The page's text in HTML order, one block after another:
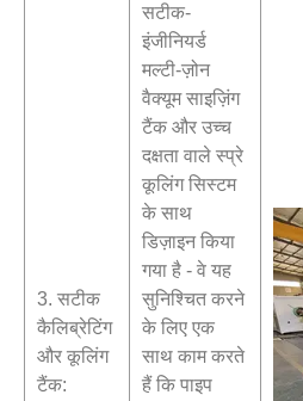
3. सटीक
कैलिब्रेटिंग
और कूलिंग
टैंक:
सटीक-
इंजीनियर्ड
मल्टी-ज़ोन
वैक्यूम साइज़िंग
टैंक और उच्च
दक्षता वाले स्प्रे
कूलिंग सिस्टम
के साथ
डिज़ाइन किया
गया है - वे यह
सुनिश्चित करने
के लिए एक
साथ काम करते
हैं कि पाइप